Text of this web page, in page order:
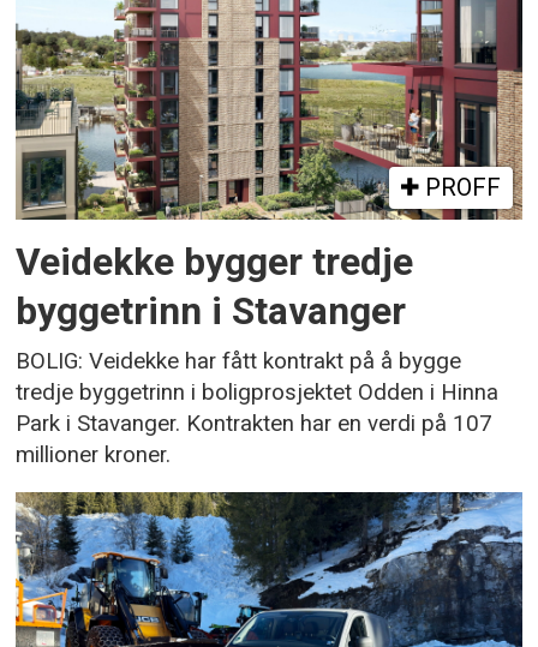
PROFF
Veidekke bygger tredje
byggetrinn i Stavanger
BOLIG: Veidekke har fått kontrakt på å bygge
tredje byggetrinn i boligprosjektet Odden i Hinna
Park i Stavanger. Kontrakten har en verdi på 107
millioner kroner.